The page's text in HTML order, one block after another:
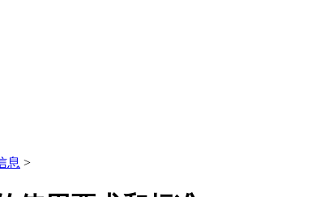
息 >